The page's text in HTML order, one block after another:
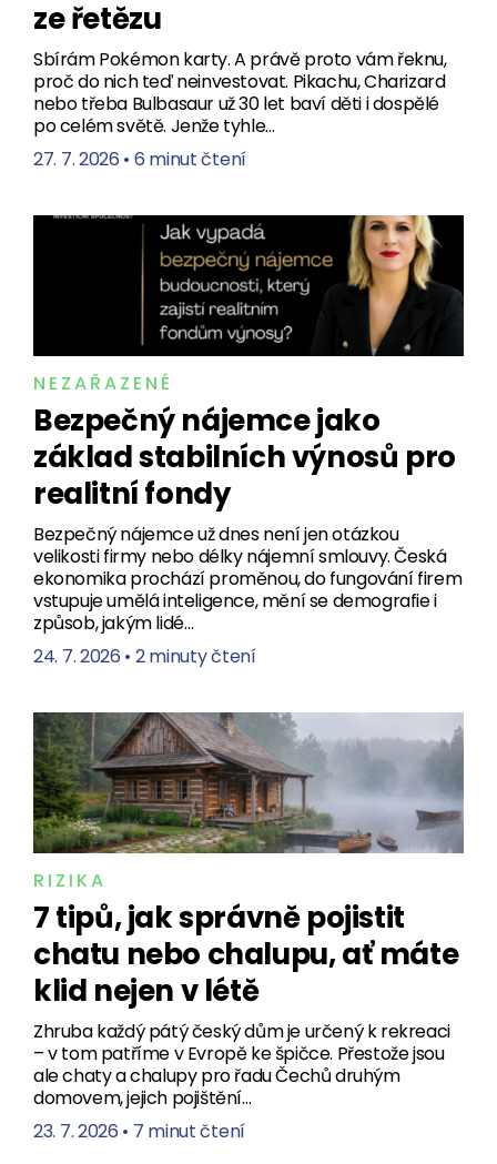
ze řetězu
Sbírám Pokémon karty. A právě proto vám řeknu,
proč do nich teď neinvestovat. Pikachu, Charizard
nebo třeba Bulbasaur už 30 let baví děti i dospělé
po celém světě. Jenže tyhle…
27. 7. 2026 • 6 minut čtení
NEZAŘAZENÉ
Bezpečný nájemce jako
základ stabilních výnosů pro
realitní fondy
Bezpečný nájemce už dnes není jen otázkou
velikosti firmy nebo délky nájemní smlouvy. Česká
ekonomika prochází proměnou, do fungování firem
vstupuje umělá inteligence, mění se demografie i
způsob, jakým lidé…
24. 7. 2026 • 2 minuty čtení
RIZIKA
7 tipů, jak správně pojistit
chatu nebo chalupu, ať máte
klid nejen v létě
Zhruba každý pátý český dům je určený k rekreaci
– v tom patříme v Evropě ke špičce. Přestože jsou
ale chaty a chalupy pro řadu Čechů druhým
domovem, jejich pojištění…
23. 7. 2026 • 7 minut čtení